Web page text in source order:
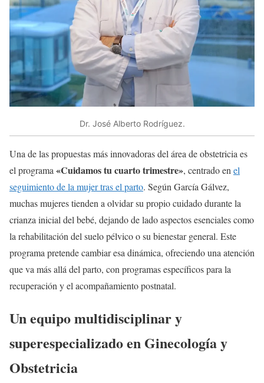
Dr. José Alberto Rodríguez.
Una de las propuestas más innovadoras del área de obstetricia es
el programa «Cuidamos tu cuarto trimestre», centrado en el
seguimiento de la mujer tras el parto. Según García Gálvez,
muchas mujeres tienden a olvidar su propio cuidado durante la
crianza inicial del bebé, dejando de lado aspectos esenciales como
la rehabilitación del suelo pélvico o su bienestar general. Este
programa pretende cambiar esa dinámica, ofreciendo una atención
que va más allá del parto, con programas específicos para la
recuperación y el acompañamiento postnatal.
Un equipo multidisciplinar y
superespecializado en Ginecología y
Obstetricia